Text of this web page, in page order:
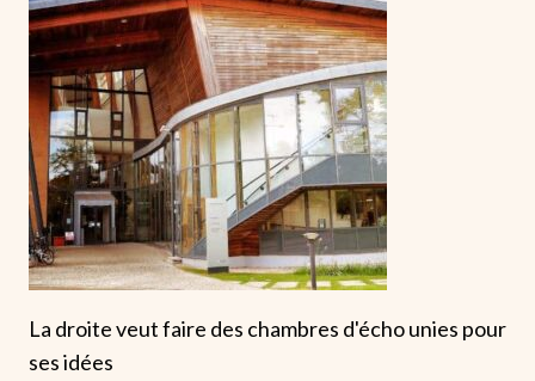
La droite veut faire des chambres d'écho unies pour
ses idées